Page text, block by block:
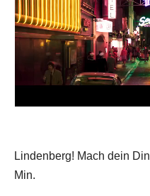
Lindenberg! Mach dein
Min.